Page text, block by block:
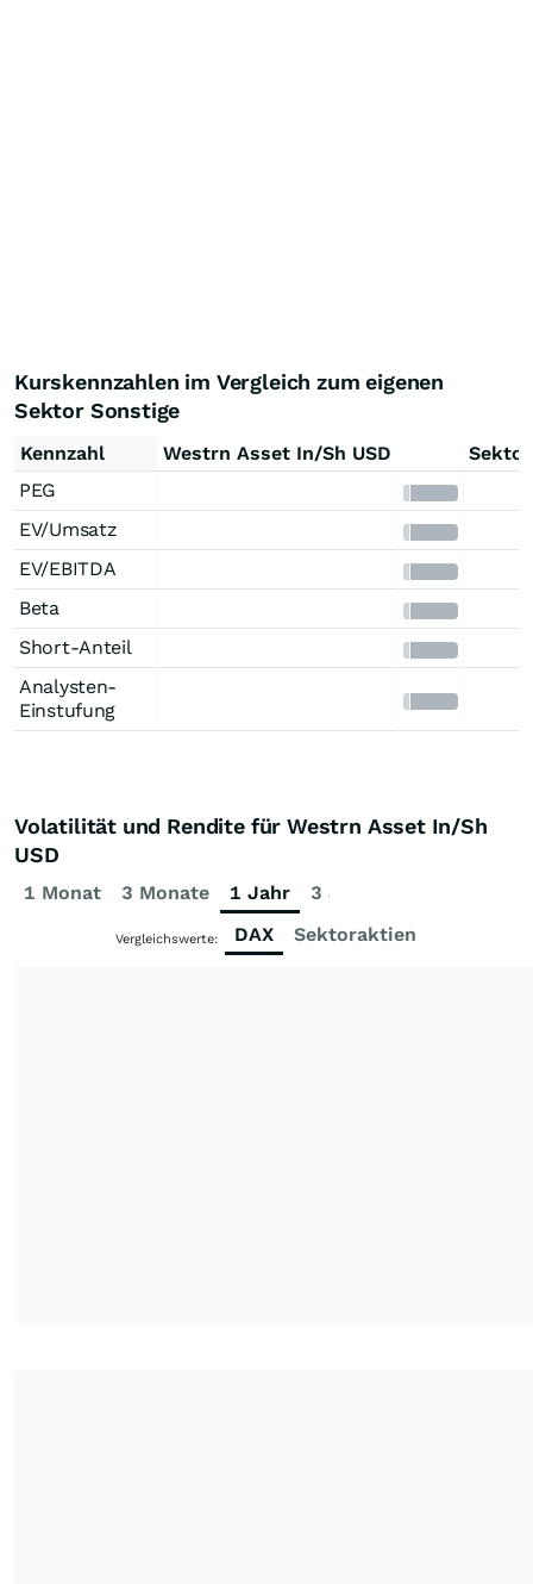
Kurskennzahlen im Vergleich zum eigenen
Sektor Sonstige
Kennzahl Westrn Asset In/Sh USD
PEG
EV/Umsatz
EV/EBITDA
Beta
Short-Anteil
Analysten-
Einstufung
Volatilität und Rendite für Westrn Asset In/Sh
USD
1 Monat 3 Monate 1 Jahr 3 Jahre
Vergleichswerte: DAX Sektoraktien